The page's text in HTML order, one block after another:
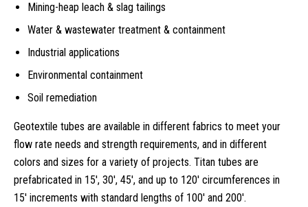
Mining-heap leach & slag tailings
Water & wastewater treatment & containment
Industrial applications
Environmental containment
Soil remediation
Geotextile tubes are available in different fabrics to meet your
flow rate needs and strength requirements, and in different
colors and sizes for a variety of projects. Titan tubes are
prefabricated in 15′, 30′, 45′, and up to 120′ circumferences in
15′ increments with standard lengths of 100′ and 200′.